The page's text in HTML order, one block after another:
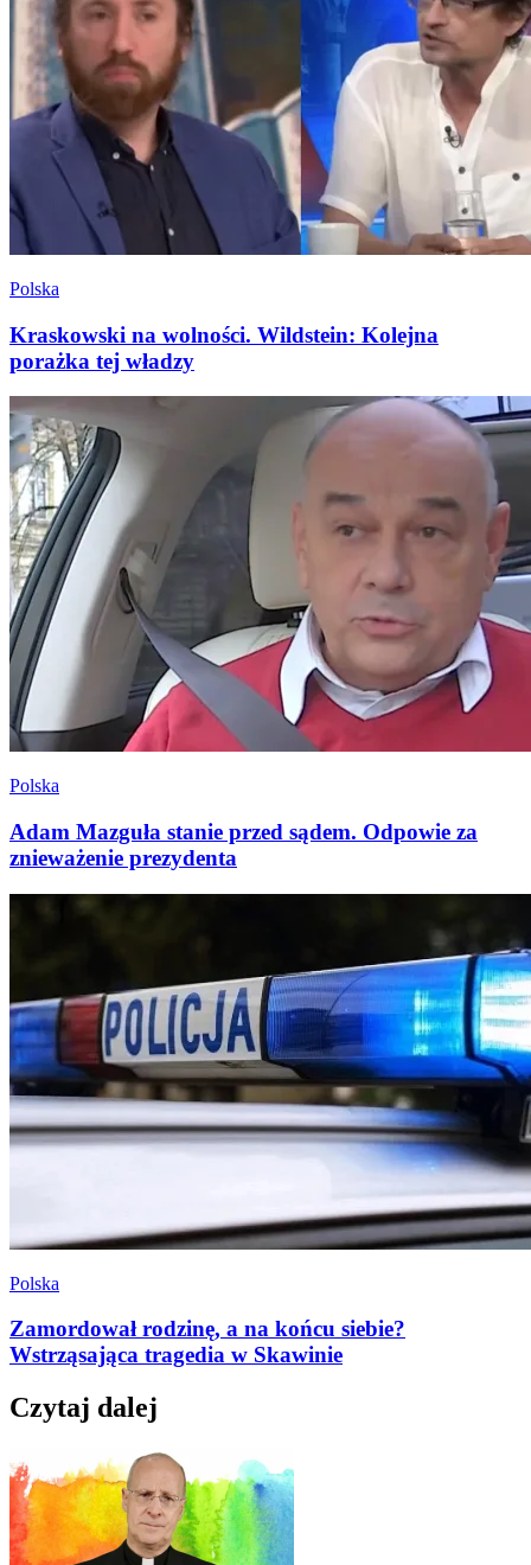
Polska
Kraskowski na wolności. Wildstein: Kolejna
porażka tej władzy
Polska
Adam Mazguła stanie przed sądem. Odpowie za
znieważenie prezydenta
Polska
Zamordował rodzinę, a na końcu siebie?
Wstrząsająca tragedia w Skawinie
Czytaj dalej